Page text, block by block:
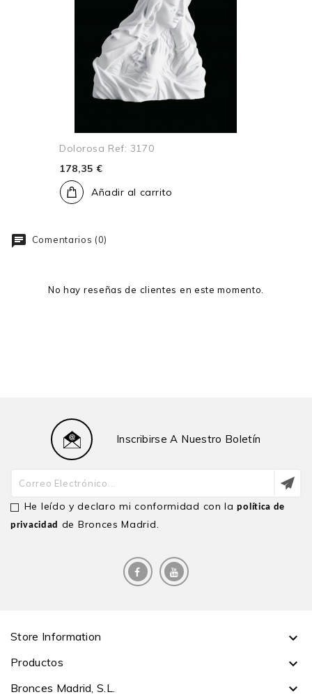
Dolorosa Ref: 3170
178,35 €
Añadir al carrito
Comentarios (0)
No hay reseñas de clientes en este momento.
Inscribirse A Nuestro Boletín
He leído y declaro mi conformidad con lapolítica de
privacidad de Bronces Madrid.
Store Information 
Productos 
Bronces Madrid, S.L. 